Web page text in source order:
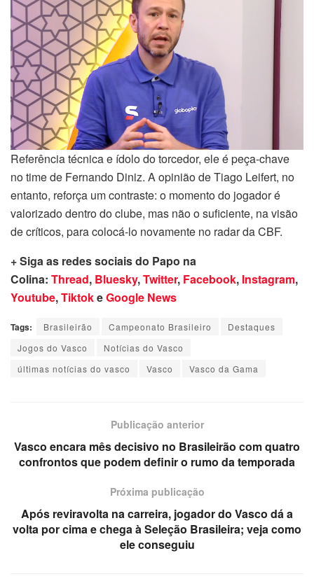
Referência técnica e ídolo do torcedor, ele é peça-chave
no time de Fernando Diniz. A opinião de Tiago Leifert, no
entanto, reforça um contraste: o momento do jogador é
valorizado dentro do clube, mas não o suficiente, na visão
de críticos, para colocá-lo novamente no radar da CBF.
+ Siga as redes sociais do Papo na
Colina: Thread, Bluesky,Twitter, Facebook, Instagram,
Youtube,TiktokeGoogle News
Tags: Brasileirão Campeonato Brasileiro
Destaques
Jogos do Vasco
Notícias do Vasco
últimas notícias do vasco
Vasco Vasco da Gama
Publicação anterior
Vasco encara mês decisivo no Brasileirão com quatro
confrontos que podem definir o rumo da temporada
Próxima publicação
Após reviravolta na carreira, jogador do Vasco dá a
volta por cima e chega à Seleção Brasileira; veja como
ele conseguiu